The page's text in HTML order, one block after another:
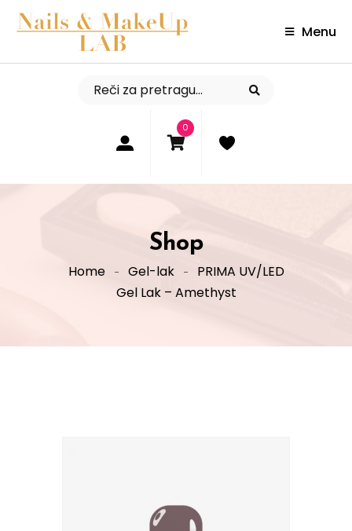
Menu
0
Shop
Home Gel-lak
PRIMA UV/LED
Gel Lak – Amethyst